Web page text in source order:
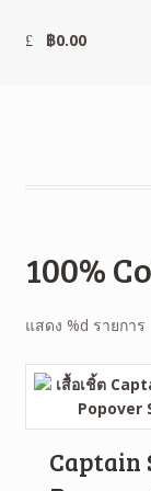
฿0.00
100%
แสดง %d รายการ
Captain